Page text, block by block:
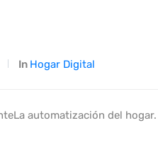
In Hogar Digital
automatización del